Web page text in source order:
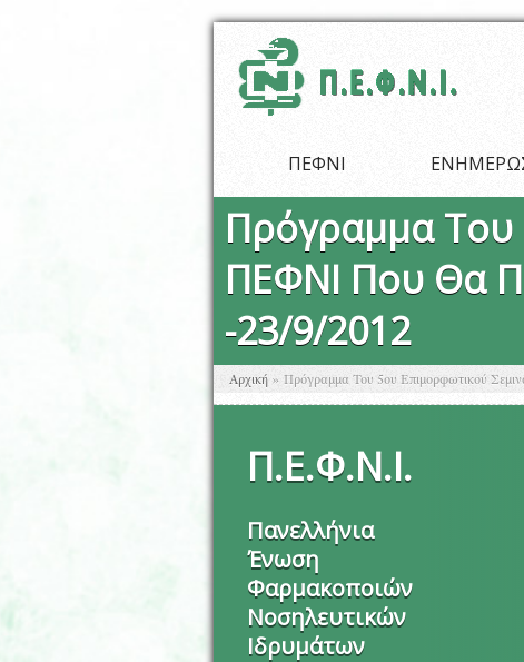
ΠΕΦΝΙ
Πρόγραμμα Του
ΠΕΦΝΙ Που Θα
-23/9/2012
Είστε εδώ
Αρχική » Πρόγραμμα Του 5ου Επιμορφωτικού
Π.Ε.Φ.Ν.Ι.
Πανελλήνια
Ένωση
Φαρμακοποιών
Νοσηλευτικών
Ιδρυμάτων